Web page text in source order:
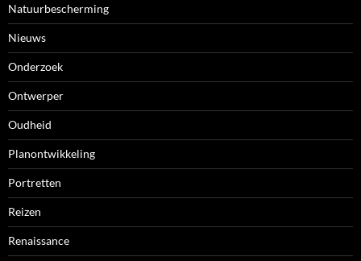
Natuurbescherming
Nieuws
Onderzoek
Ontwerper
Oudheid
Planontwikkeling
Portretten
Reizen
Renaissance